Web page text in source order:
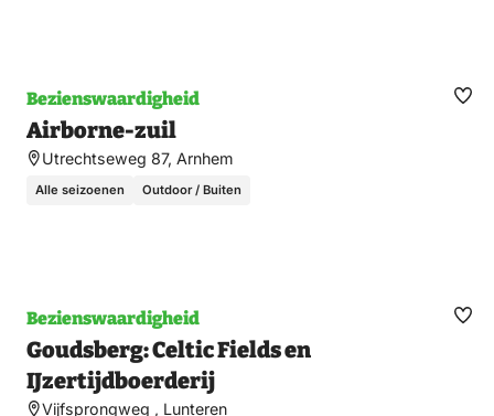
Bezienswaardigheid
Airborne-zuil
Utrechtseweg 87, Arnhem
Alle seizoenen Outdoor / Buiten
Bezienswaardigheid
Goudsberg: Celtic Fields en
IJzertijdboerderij
Vijfsprongweg , Lunteren